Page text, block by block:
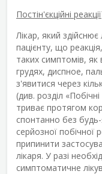
Постін'єкційні реакції
Лікар, який
пацієнту, що
таких симптомів, як
грудях, диспное,
з'явитися через
(див. розділ
триває протягом
спонтанно без будь-
серйозної побічної
припинити
лікаря. У разі
симптоматичне